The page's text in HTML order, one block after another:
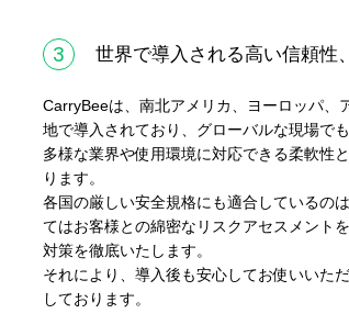
3 世界で導入される高い信頼性
CarryBeeは、南北アメリカ、ヨーロッパ、
地で導入されており、グローバルな現場で
多様な業界や使用環境に対応できる柔軟性
ります。
各国の厳しい安全規格にも適合しているの
てはお客様との綿密なリスクアセスメント
対策を徹底いたします。
それにより、導入後も安心してお使いいた
しております。
必須